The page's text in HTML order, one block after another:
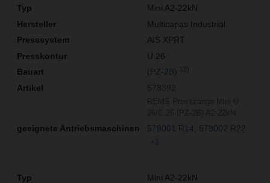
Mini A2-22kN
Multicapas Industrial
AIS XPRT
U 26
(PZ-2B)
12)
578392
578001 R14
578002 R22
+1
Mini A2-22kN